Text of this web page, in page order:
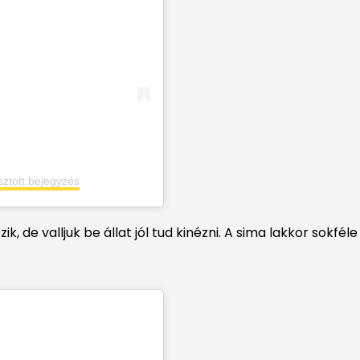
bejegyzés
de valljuk be állat jól tud kinézni. A sima lakkor